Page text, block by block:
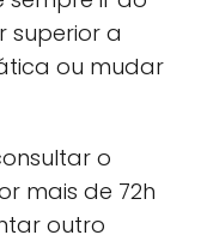
superior a
ou mudar
o
mais de 72h
outro